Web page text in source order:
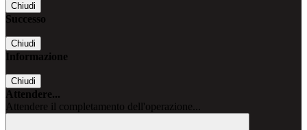
Chiudi
Successo
Chiudi
Informazione
Chiudi
Attendere...
Attendere il completamento dell'operazione...